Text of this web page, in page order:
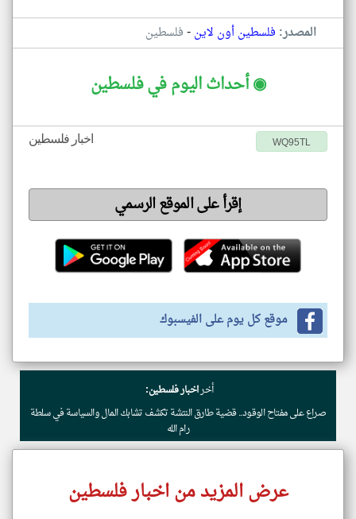
المصدر: فلسطين أون لاين-فلسطين
◉ أحداث اليوم في فلسطين
اخبار فلسطين WQ95TL
إقرأ على الموقع الرسمي
موقع كل يوم على الفيسبوك
أخراخبار فلسطين:
صراع على مفتاح الوقود.. قضية طارق النتشة تكشف تشابك المال والسياسة في سلطة
رام الله
عرض المزيد من اخبار فلسطين